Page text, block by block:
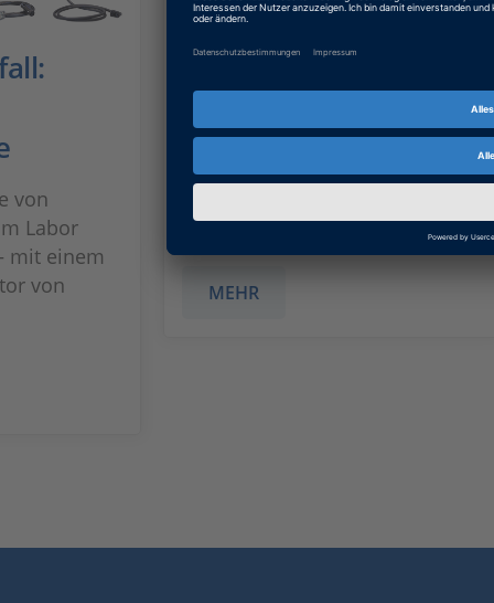
von
Labor
mit einem
von
Power-HIL-Tests für
Bordladegeräte
Test von Ladegeräten mit realen
Strömen und Spannungen und
modellbasierter Netzemulation
MEHR